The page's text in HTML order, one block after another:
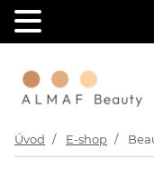
Úvod E-shop